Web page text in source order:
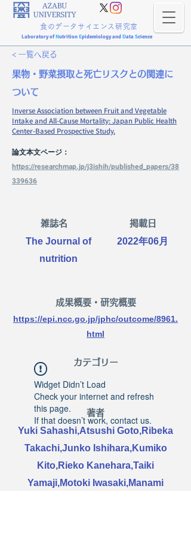
食のデータサイエンス研究室
Laboratory ofNutritionEpidemiology andDataScience
< 一覧へ戻る
果物・野菜摂取と死亡リスクとの関連に
ついて
Inverse Association between Fruit and Vegetable
Intake and All-Cause Mortality: Japan Public Health
Center-Based Prospective Study.
論文本文ページ：
https://researchmap.jp/j3ishih/published_papers/38
339636
雑誌名
The Journal of
nutrition
掲載日
2022年06月
​成果概要・研究概要
https://epi.ncc.go.jp/jphc/outcome/8961.
html
​カテゴリー
Widget Didn’t Load
Check your internet and refresh
this page.
If that doesn’t work, contact us.
著者
Yuki Sahashi,Atsushi Goto,Ribeka
Takachi,Junko Ishihara,Kumiko
Kito,Rieko Kanehara,Taiki
Yamaji,Motoki Iwasaki,Manami